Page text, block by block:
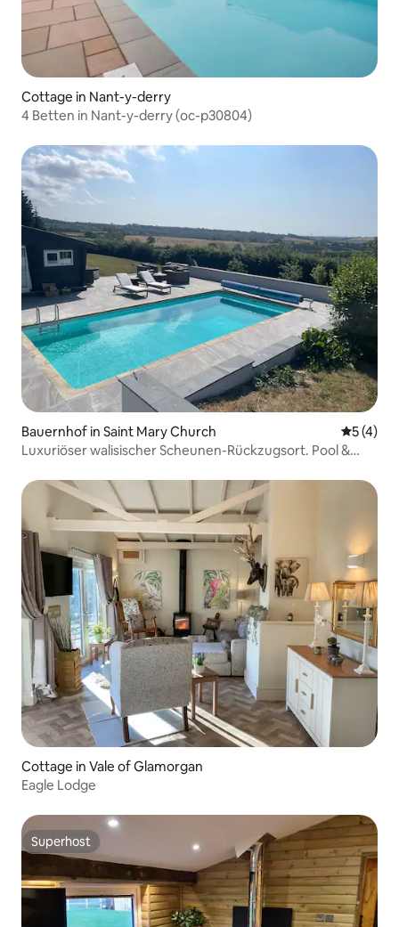
Cottage in Nant-y-derry
4 Betten in Nant-y-derry (oc-p30804)
Bauernhof in Saint Mary Church
5 (4)
Luxuriöser walisischer Scheunen-Rückzugsort. Pool &
Cottage in Vale of Glamorgan
Eagle Lodge
Superhost
Superhost